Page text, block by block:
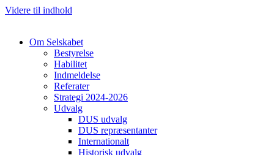
Videre til indhold
Om Selskabet
Bestyrelse
Habilitet
Indmeldelse
Referater
Strategi 2024-2026
Udvalg
DUS udvalg
DUS repræsentanter
Internationalt
Historisk udvalg